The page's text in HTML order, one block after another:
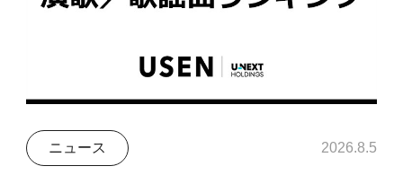
ニュース 2026.8.5